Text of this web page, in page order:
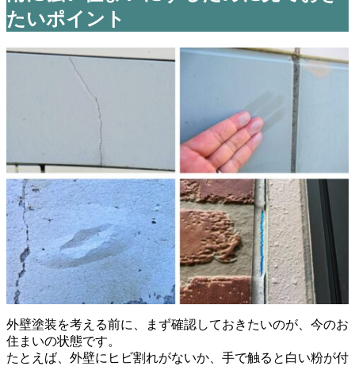
たいポイント
外壁塗装を考える前に、まず確認しておきたいのが、今のお
住まいの状態です。
たとえば、外壁にヒビ割れがないか、手で触ると白い粉が付